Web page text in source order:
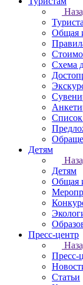
Общая
Схема
Детям
Детям
Общая
Пресс-центр
Пресс-
Статьи